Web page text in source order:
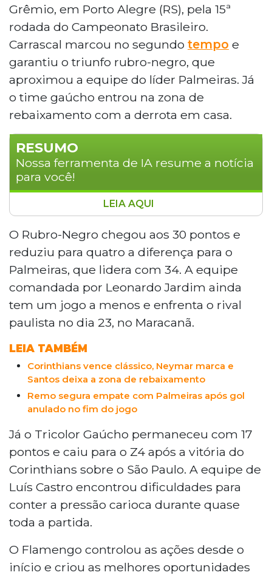
Grêmio, em Porto Alegre (RS), pela 15ª
rodada do Campeonato Brasileiro.
Carrascal marcou no segundo tempo e
garantiu o triunfo rubro-negro, que
aproximou a equipe do líder Palmeiras. Já
o time gaúcho entrou na zona de
rebaixamento com a derrota em casa.
RESUMO
Nossa ferramenta de IA resume a notícia
para você!
Flamengo venceu o Grêmio por 1 a 0,
neste domingo (10), na Arena do Grêmio,
pela 15ª rodada do Brasileirão. Carrascal
marcou no segundo tempo e levou o
Rubro-Negro aos 30 pontos, a quatro do
líder Palmeiras. O Grêmio, com 17 pontos,
caiu para a zona de rebaixamento.
Jorginho e Evertton Araújo levaram
rodada contra o Athletico-PR.
LEIA AQUI
O Rubro-Negro chegou aos 30 pontos e
reduziu para quatro a diferença para o
Palmeiras, que lidera com 34. A equipe
comandada por Leonardo Jardim ainda
tem um jogo a menos e enfrenta o rival
paulista no dia 23, no Maracanã.
LEIA TAMBÉM
Corinthians vence clássico, Neymar marca e
Santos deixa a zona de rebaixamento
Remo segura empate com Palmeiras após gol
anulado no fim do jogo
Já o Tricolor Gaúcho permaneceu com 17
pontos e caiu para o Z4 após a vitória do
Corinthians sobre o São Paulo. A equipe de
Luís Castro encontrou dificuldades para
conter a pressão carioca durante quase
toda a partida.
O Flamengo controlou as ações desde o
início e criou as melhores oportunidades